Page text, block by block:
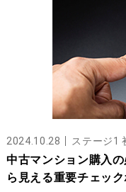
2024.10.28 ステージ1
中古マンション購入
ら見える重要チェック